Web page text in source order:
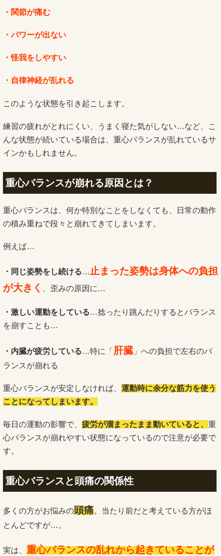
・関節が痛む
・パワーが出ない
・怪我をしやすい
・自律神経が乱れる
このような状態を引き起こします。
練習の疲れがとれにくい、うまく寝た気がしない…など、こ
んな状態が続いている場合は、重心バランスが乱れているサ
インかもしれません。
重心バランスが崩れる原因とは？
重心バランスは、何か特別なことをしなくても、日常の動作
の積み重ねで段々と崩れてきてしまいます。
例えば…
・同じ姿勢をし続ける… 止まった姿勢は身体への負担
が大きく
、歪みの原因に…
・激しい運動をしている…捻ったり跳んだりするとバランス
を崩すことも…
・内臓が疲労している…特に「 肝臓 」への負担で左右のバ
ランスが崩れる
重心バランスが安定しなければ、 運動時に余分な筋力を使う
ことになってしまいます。
毎日の運動の影響で、 疲労が溜まったまま動いていると、 重
心バランスが崩れやすい状態になっているので注意が必要で
す。
重心バランスと頭痛の関係性
多くの方がお悩みの頭痛。当たり前だと考えている方がほ
とんどですが…。
実は、 重心バランスの乱れから起きていることが